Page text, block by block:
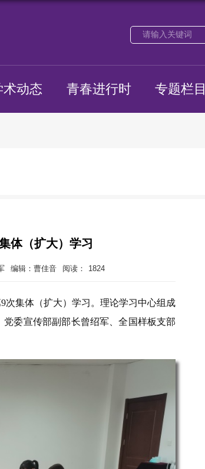
术动态 青春进行时 专题栏目
体（扩大）学习
编辑：曹佳音 阅读： 1824
次集体（扩大）学习。理论学习中心组成
委宣传部副部长曾绍军、全国样板支部